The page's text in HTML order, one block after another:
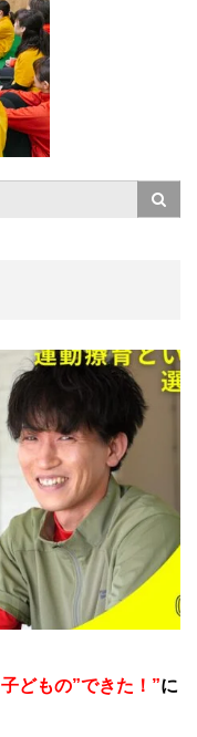
子どもの”できた！”に